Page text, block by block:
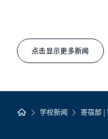
点击显示更多新闻
学校新闻 寄宿部